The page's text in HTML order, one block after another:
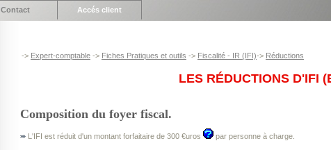
Contact Accés client
-> Expert-comptable -> Fiches Pratiques et outils -> Fiscalité - IR (IFI)-> Réductions
LES RÉDUCTIONS D'IFI
Composition du foyer fiscal.
L'IFI est réduit d'un montant forfaitaire de 300 €uros par personne à charge.